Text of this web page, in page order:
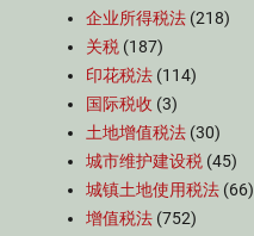
企业所得税法 (218)
关税 (187)
印花税法 (114)
国际税收 (3)
土地增值税法 (30)
城市维护建设税 (45)
城镇土地使用税法 (66)
增值税法 (752)